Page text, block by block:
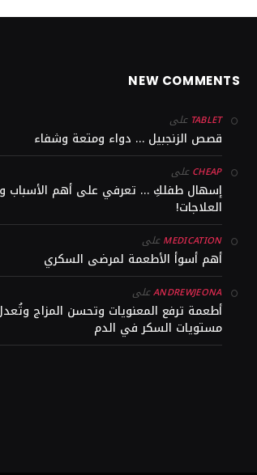
NEW COMMENTS
TABLET على
قصص الزنجبيل … دواء ومتعة وشفاء
CHEAPعلى
إسهال طفلكِ … تعرفي على أهم الأسباب
العلاجات!
MEDICATIONعلى
أهم أسوأ الأطعمة لمرضى السكري
ANDREWJEONAعلى
أطعمة ترفع المعنويات وتحسن المزاج
مستويات السكر في الدم